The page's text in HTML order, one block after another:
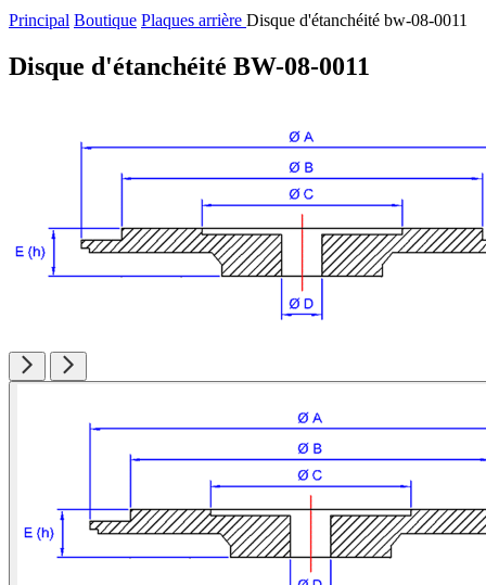
Principal Boutique Plaques arrière Disque d'étanchéité bw-08-0011
Disque d'étanchéité BW-08-0011